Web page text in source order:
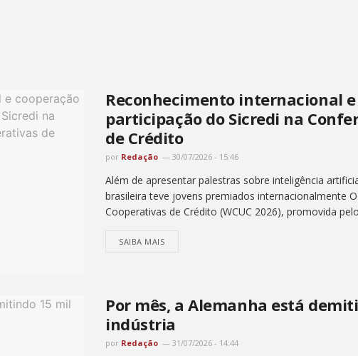
Reconhecimento internacional
participação do Sicredi na
de Crédito
por Redação 30/07/2026 - 15:46
Além de apresentar palestras sobre inteligência
brasileira teve jovens premiados internacionalmente
Cooperativas de Crédito (WCUC 2026), promovida
SAIBA MAIS
Por mês, a Alemanha está
indústria
por Redação 31/07/2026 - 14:44